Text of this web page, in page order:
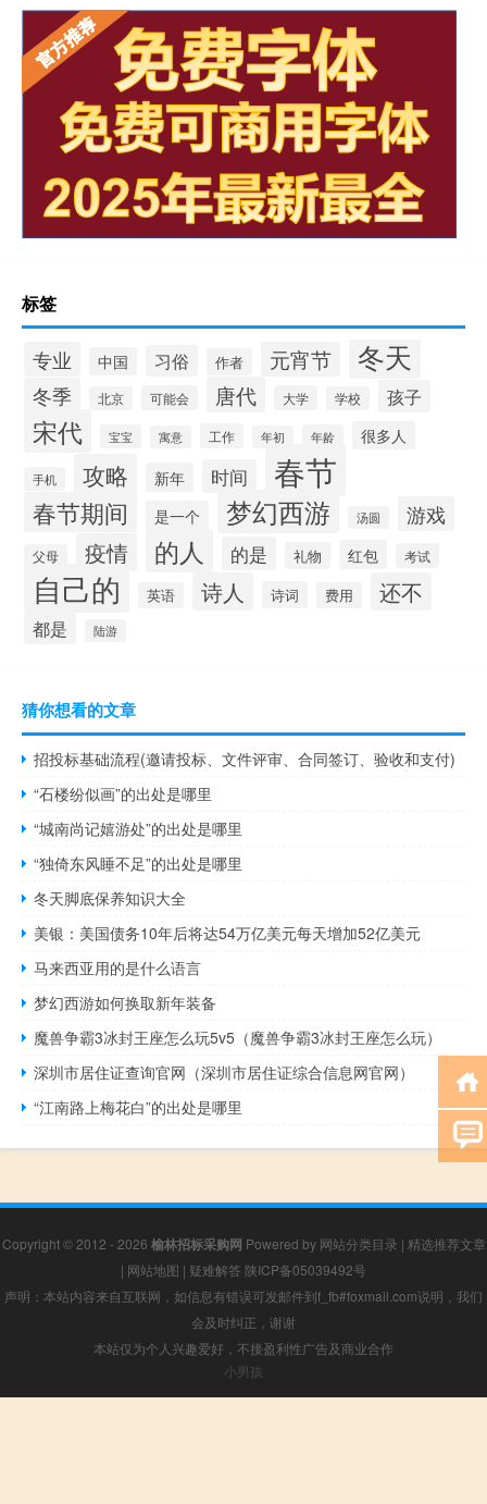
标签
专业 中国 习俗 作者 元宵节 冬天
冬季 北京 可能会 唐代 大学 学校 孩子
宋代 宝宝 寓意 工作 年初 年龄 很多人
手机 攻略 新年 时间 春节
春节期间 是一个 梦幻西游 汤圆 游戏
父母 疫情 的人 的是 礼物 红包 考试
自己的 英语 诗人 诗词 费用 还不
都是 陆游
猜你想看的文章
招投标基础流程(邀请投标、文件评审、合同签订、验收和支付)
“石楼纷似画”的出处是哪里
“城南尚记嬉游处”的出处是哪里
“独倚东风睡不足”的出处是哪里
冬天脚底保养知识大全
美银：美国债务10年后将达54万亿美元每天增加52亿美元
马来西亚用的是什么语言
梦幻西游如何换取新年装备
魔兽争霸3冰封王座怎么玩5v5（魔兽争霸3冰封王座怎么玩）
深圳市居住证查询官网（深圳市居住证综合信息网官网）
“江南路上梅花白”的出处是哪里
Copyright © 2012 - 2026 榆林招标采购网 Powered by 网站分类目录 | 精选推荐文章
| 网站地图 | 疑难解答 陕ICP备05039492号
声明：本站内容来自互联网，如信息有错误可发邮件到f_fb#foxmail.com说明，我们
会及时纠正，谢谢
本站仅为个人兴趣爱好，不接盈利性广告及商业合作
小男孩